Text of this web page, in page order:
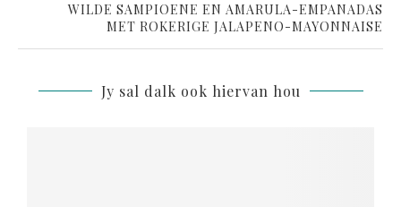
WILDE SAMPIOENE EN AMARULA-EMPANADAS
MET ROKERIGE JALAPENO-MAYONNAISE
Jy sal dalk ook hiervan hou